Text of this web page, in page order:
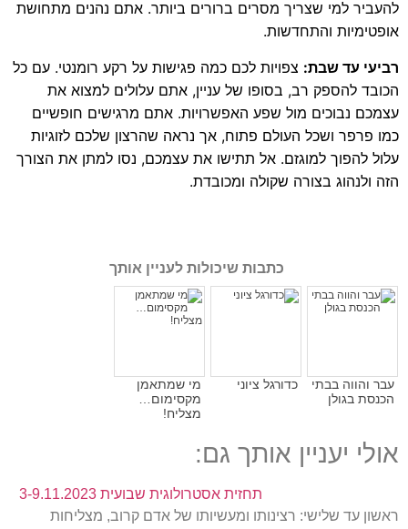
להעביר למי שצריך מסרים ברורים ביותר. אתם נהנים מתחושת
אופטימיות והתחדשות.
רביעי עד שבת: צפויות לכם כמה פגישות על רקע רומנטי. עם כל
הכובד להספק רב, בסופו של עניין, אתם עלולים למצוא את
עצמכם נבוכים מול שפע האפשרויות. אתם מרגישים חופשיים
כמו פרפר ושכל העולם פתוח, אך נראה שהרצון שלכם לזוגיות
עלול להפוך למוגזם. אל תתישו את עצמכם, נסו למתן את הצורך
הזה ולנהוג בצורה שקולה ומכובדת.
כתבות שיכולות לעניין אותך
עבר והווה בבתי
הכנסת בגולן
כדורגל ציוני
מי שמתאמן
מקסימום…
מצליח!
אולי יעניין אותך גם:
תחזית אסטרולוגית שבועית 3-9.11.2023
ראשון עד שלישי: רצינותו ומעשיותו של אדם קרוב, מצליחות